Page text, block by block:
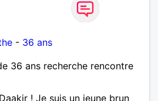
- 36 ans
36 ans recherche rencontre
! Je suis un jeune brun